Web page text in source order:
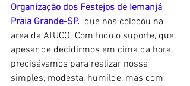
Organização dos Festejos de Iemanjá
Praia Grande-SP.
  que nos colocou na
area da ATUCO. Com todo o suporte, que,
apesar de decidirmos em cima da hora,
precisávamos para realizar nossa
simples, modesta, humilde, mas com